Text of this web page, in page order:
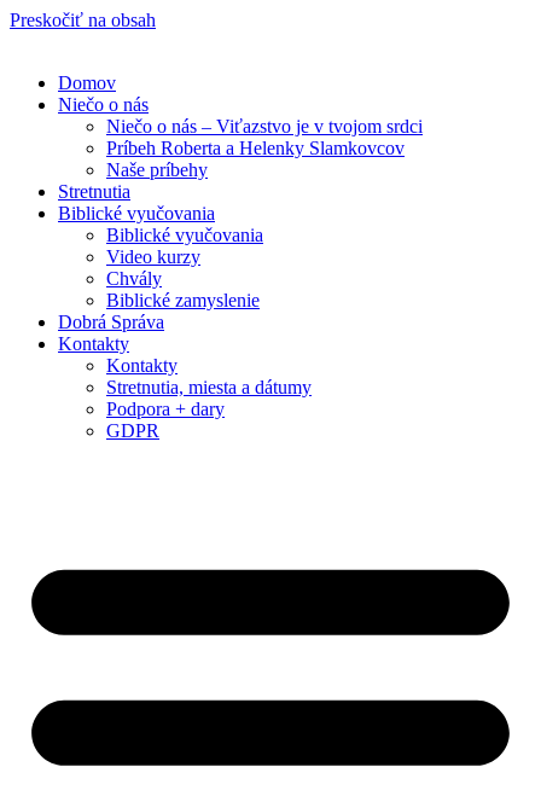
Preskočiť na obsah
Domov
Niečo o nás
Niečo o nás – Viťazstvo je v tvojom srdci
Príbeh Roberta a Helenky Slamkovcov
Naše príbehy
Stretnutia
Biblické vyučovania
Biblické vyučovania
Video kurzy
Chvály
Biblické zamyslenie
Dobrá Správa
Kontakty
Kontakty
Stretnutia, miesta a dátumy
Podpora + dary
GDPR